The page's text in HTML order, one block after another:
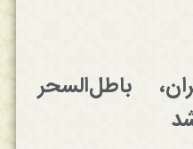
باطل‌السحر